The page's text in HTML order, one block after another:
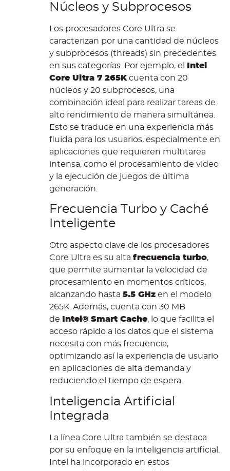
Núcleos y Subprocesos
Los procesadores Core Ultra se
caracterizan por una cantidad de núcleos
y subprocesos (threads) sin precedentes
en sus categorías. Por ejemplo, el
Intel
Core Ultra 7 265K cuenta con 20
núcleos y 20 subprocesos, una
combinación ideal para realizar tareas de
alto rendimiento de manera simultánea.
Esto se traduce en una experiencia más
fluida para los usuarios, especialmente en
aplicaciones que requieren multitarea
intensa, como el procesamiento de video
y la ejecución de juegos de última
generación.
Frecuencia Turbo y Caché
Inteligente
Otro aspecto clave de los procesadores
Core Ultra es su alta frecuencia turbo,
que permite aumentar la velocidad de
procesamiento en momentos críticos,
alcanzando hasta 5.5 GHz en el modelo
265K. Además, cuenta con 30 MB
de
Intel® Smart Cache, lo que facilita el
acceso rápido a los datos que el sistema
necesita con más frecuencia,
optimizando así la experiencia de usuario
en aplicaciones de alta demanda y
reduciendo el tiempo de espera.
Inteligencia Artificial
Integrada
La línea Core Ultra también se destaca
por su enfoque en la inteligencia artificial.
Intel ha incorporado en estos